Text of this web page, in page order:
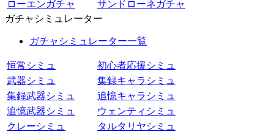
ローエンガチャ
サンドローネガチャ
ガチャシミュレーター
ガチャシミュレーター一覧
恒常シミュ
初心者応援シミュ
武器シミュ
集録キャラシミュ
集録武器シミュ
追憶キャラシミュ
追憶武器シミュ
ウェンティシミュ
クレーシミュ
タルタリヤシミュ